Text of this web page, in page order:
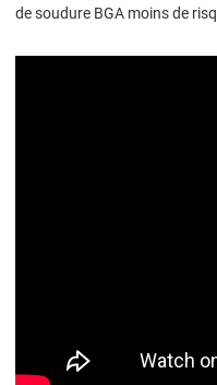
de soudure BGA moins de